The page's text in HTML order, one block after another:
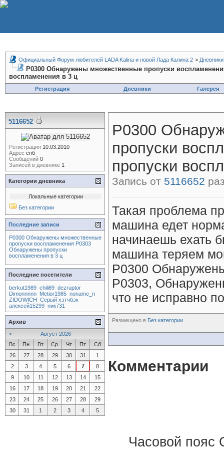
Официальный Форум любителей LADA Kalina и новой Лада Калина 2 > Дневники
P0300 Обнаружены множественные пропуски
воспламенения в 3 ц
Регистрация Дневники Галерея
P0300
пропуски
пропуски
Запись от 5116652
Такая проблема
машина едет
начинаешь ехать
машина теряем
P0300
P0303,
что не исправно
Размещено в Без категории
Комментарии
5116652
Регистрация 10.03.2010
Адрес спб
Сообщений 0
Записей в дневнике 1
Категории дневника
Локальные категории
Без категории
Последние записи
P0300 Обнаружены множественные
пропуски воспламенения P0303
Обнаружены пропуски
воспламенения в 3 ц
Последние посетители
berkut1989 chili89 dezruptor
Dimonnnnn Metior1985 noname_n
ZIDOWICH Серый хэтчбэк
алексей15299 ник731
Архив
<
Август 2026
Вс
Пн Вт Ср Чт Пт
Сб
26
27 28 29 30 31
1
2
3 4 5 6 7
8
9
10 11 12 13 14
15
16
17 18 19 20 21
22
23
24 25 26 27 28
29
30
31 1 2 3 4 5
Часовой пояс